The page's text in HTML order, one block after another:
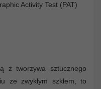
Activity Test (PAT)
z tworzywa sztucznego
ze zwykłym szkłem, to